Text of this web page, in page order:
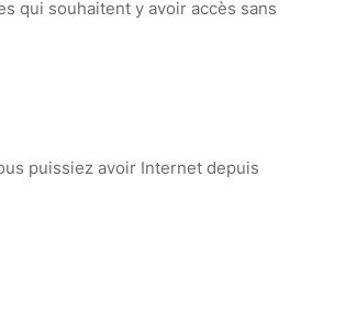
qui souhaitent y avoir accès sans
puissiez avoir Internet depuis